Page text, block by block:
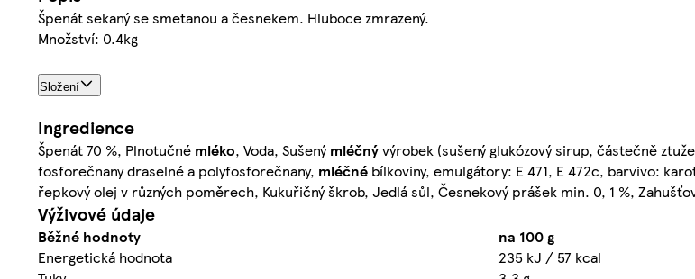
Špenát sekaný se smetanou a česnekem. Hluboce zmrazený.
Množství: 0.4kg
Složení
Ingredience
Špenát 70 %, Plnotučné mléko, Voda, Sušenýmléčnývýrobek (sušený glukózový sirup, částečně
fosforečnany draselné a polyfosforečnany, mléčné bílkoviny, emulgátory: E 471, E 472c, barvivo:
řepkový olej v různých poměrech, Kukuřičný škrob, Jedlá sůl, Česnekový prášek min. 0, 1 %,
Výživové údaje
Běžné hodnoty
na 100 g
Energetická hodnota
235 kJ / 57 kcal